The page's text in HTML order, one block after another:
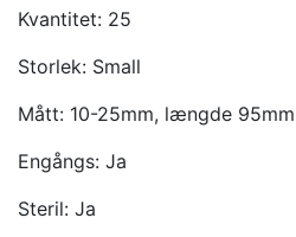
Kvantitet: 25
Storlek: Small
Mått: 10-25mm, længde 95mm
Engångs: Ja
Steril: Ja